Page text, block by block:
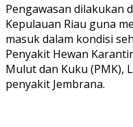
Pengawasan dilakukan
Kepulauan Riau guna
masuk dalam kondisi
Penyakit Hewan
Mulut dan Kuku (PMK),
penyakit Jembrana.